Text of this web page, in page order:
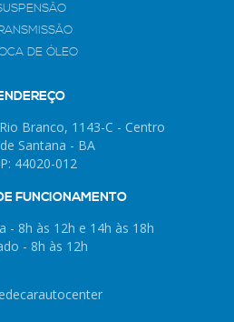
DE ÓLEO
Branco, 1143-C - Centro
Santana - BA
44020-012
FUNCIONAMENTO
- 8h às 12h e 14h às 18h
- 8h às 12h